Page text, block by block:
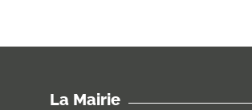
La Mairie